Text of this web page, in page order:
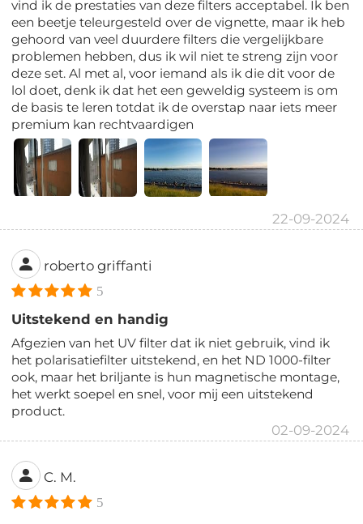
vind ik de prestaties van deze filters acceptabel. Ik ben
een beetje teleurgesteld over de vignette, maar ik heb
gehoord van veel duurdere filters die vergelijkbare
problemen hebben, dus ik wil niet te streng zijn voor
deze set. Al met al, voor iemand als ik die dit voor de
lol doet, denk ik dat het een geweldig systeem is om
de basis te leren totdat ik de overstap naar iets meer
premium kan rechtvaardigen
22-09-2024
roberto griffanti
5
Uitstekend en handig
Afgezien van het UV filter dat ik niet gebruik, vind ik
het polarisatiefilter uitstekend, en het ND 1000-filter
ook, maar het briljante is hun magnetische montage,
het werkt soepel en snel, voor mij een uitstekend
product.
02-09-2024
C. M.
5